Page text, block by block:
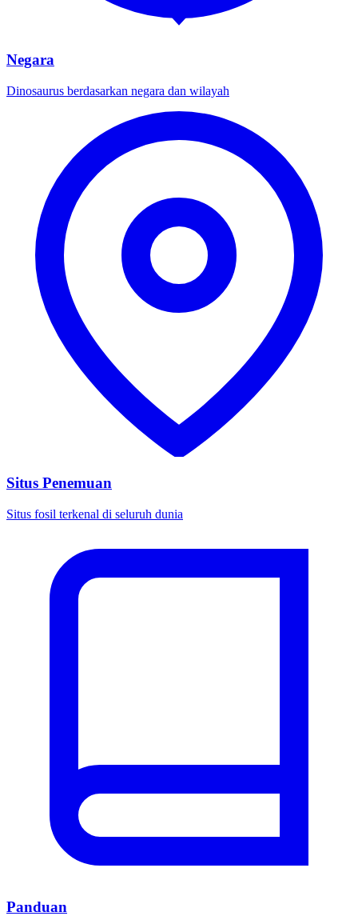
Negara
Dinosaurus berdasarkan negara dan wilayah
Situs Penemuan
Situs fosil terkenal di seluruh dunia
Panduan